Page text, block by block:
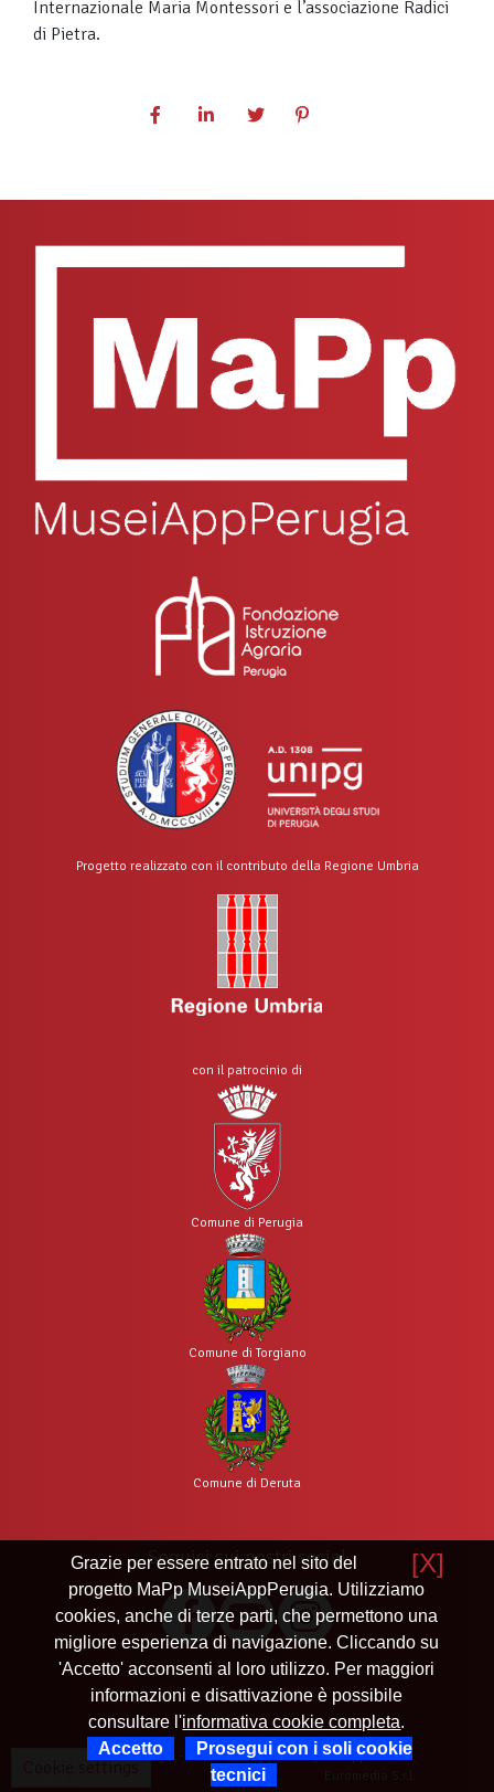
Internazionale Maria Montessori e l’associazione Radici
di Pietra.
Progetto realizzato con il contributo della Regione Umbria
con il patrocinio di
Comune di Perugia
Comune di Torgiano
Comune di Deruta
Seguici sui nostri social
Copyright Mapp Perugia -
Cookie Policy e Privacy Sviluppato da
[X]
Grazie per essere entrato nel sito del
progetto MaPp MuseiAppPerugia. Utilizziamo
cookies, anche di terze parti, che permettono una
migliore esperienza di navigazione. Cliccando su
'Accetto' acconsenti al loro utilizzo. Per maggiori
informazioni e disattivazione è possibile
consultare l'informativa cookie completa.
Accetto
Prosegui con i soli cookie
tecnici